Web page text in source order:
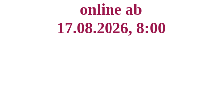
online ab
17.08.2026, 8:00